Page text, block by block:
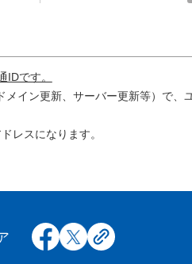
です。
イン更新、サーバー更新等）で、
レスになります。
facebook
x copy